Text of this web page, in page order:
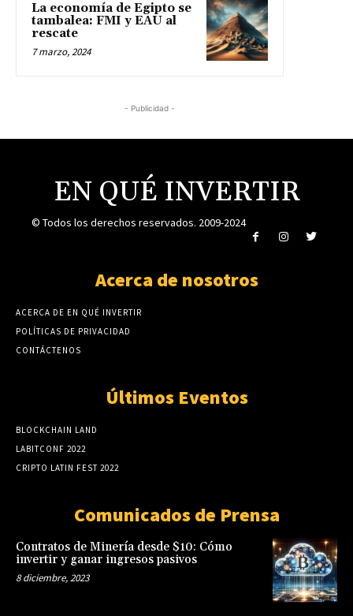
La economía de Egipto se
tambalea: FMI y EAU al
rescate
7 marzo, 2024
- Publicidad -
EN QUÉ INVERTIR
© Todos los derechos reservados. 2009-2024
Acerca de nosotros
ACERCA DE EN QUÉ INVERTIR
POLÍTICAS DE PRIVACIDAD
CONTÁCTENOS
Últimos Eventos
BLOCKCHAIN LAND
LABITCONF 2022
CRIPTO LATIN FEST 2022
Comunicados de Prensa
Contratos de Minería desde $10: Cómo
invertir y ganar ingresos pasivos
8 diciembre, 2023